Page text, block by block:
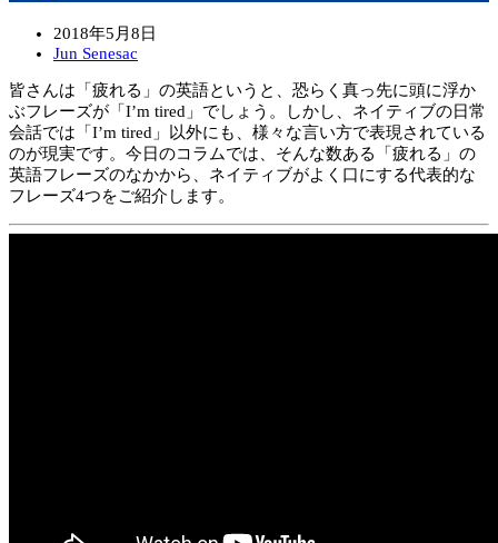
2018年5月8日
Jun Senesac
皆さんは「疲れる」の英語というと、恐らく真っ先に頭に浮か
ぶフレーズが「I’m tired」でしょう。しかし、ネイティブの日常
会話では「I’m tired」以外にも、様々な言い方で表現されている
のが現実です。今日のコラムでは、そんな数ある「疲れる」の
英語フレーズのなかから、ネイティブがよく口にする代表的な
フレーズ4つをご紹介します。